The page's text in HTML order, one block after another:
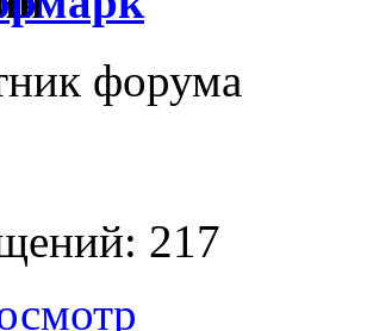
форума
217